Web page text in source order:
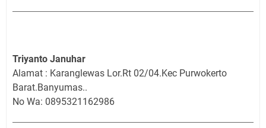
Triyanto Januhar
Alamat : Karanglewas Lor.Rt 02/04.Kec Purwokerto
Barat.Banyumas..
No Wa: 0895321162986